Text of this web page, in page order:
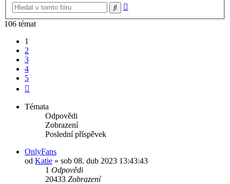
Hledat
106 témat
1
2
3
4
5
Témata
Odpovědi
Zobrazení
Poslední příspěvek
OnlyFans
od Katie » sob 08. dub 2023 13:43:43
1 Odpovědi
20433 Zobrazení